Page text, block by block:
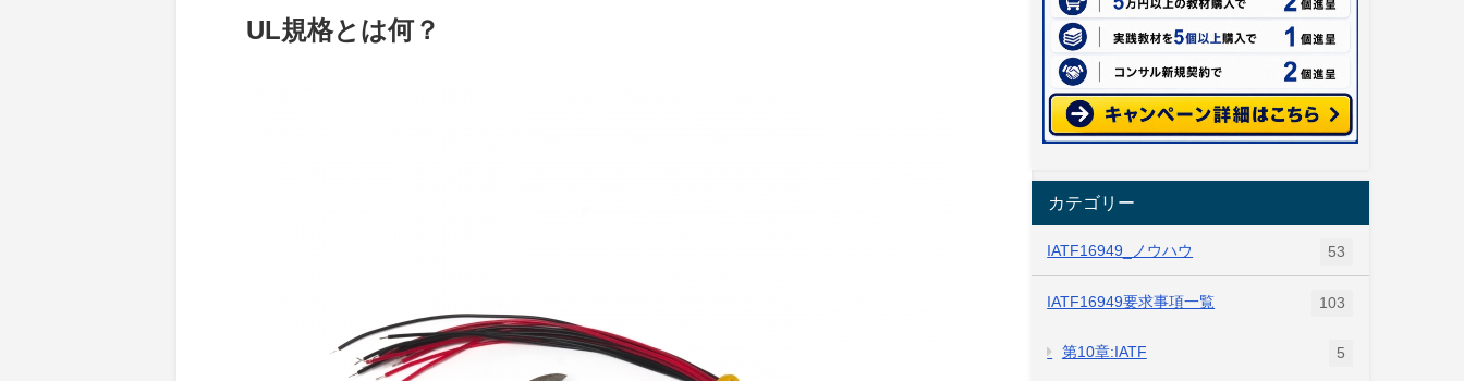
UL規格とは何？
カテゴリー
IATF16949_ノウハウ 53
IATF16949要求事項一覧 103
第10章:IATF 5